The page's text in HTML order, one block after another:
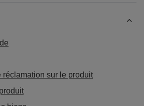
réclamation sur le produit